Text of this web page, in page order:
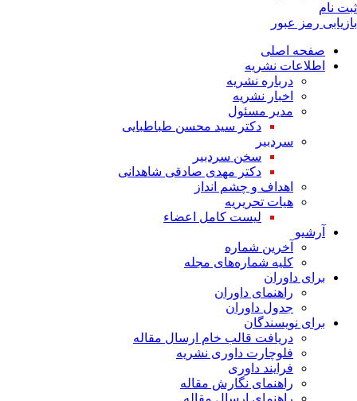
نام
رمز عبور
صفحه اصلی
اطلاعات نشریه
درباره نشریه
اخبار نشریه
مدیر مسئول
دکتر سید محسن طباطبایی
سردبیر
سخن سردبیر
دکتر مهدی صادقی شاهدانی
اهداف و چشم انداز
هیات تحریریه
لیست کامل اعضاء
آرشیو
آخرین شماره
کلیه شماره‌های مجله
برای داوران
راهنمای داوران
جدول داوران
برای نویسندگان
دریافت قالب خام ارسال مقاله
فلوچارت داوری نشریه
فرایند داوری
راهنمای نگارش مقاله
راهنمای ارسال مقاله